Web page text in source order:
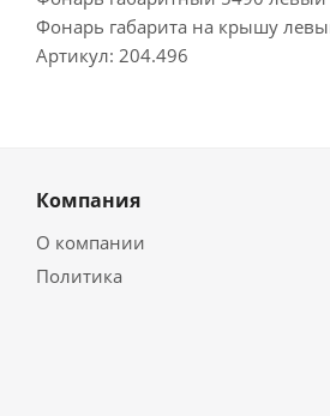
Фонарь габарита на крышу
Артикул: 204.496
Компания
О компании
Политика